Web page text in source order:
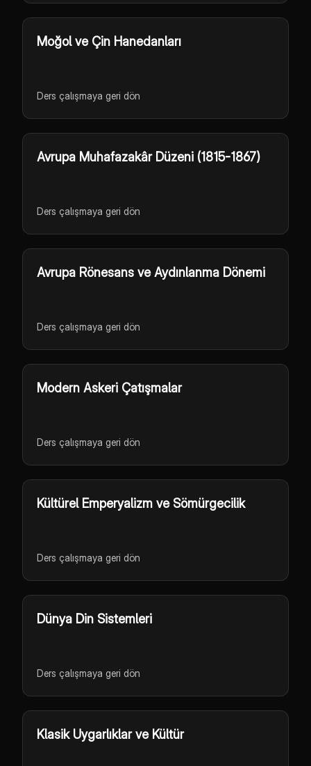
Moğol ve Çin Hanedanları
Ders çalışmaya geri dön
Avrupa Muhafazakâr Düzeni (1815-1867)
Ders çalışmaya geri dön
Avrupa Rönesans ve Aydınlanma Dönemi
Ders çalışmaya geri dön
Modern Askeri Çatışmalar
Ders çalışmaya geri dön
Kültürel Emperyalizm ve Sömürgecilik
Ders çalışmaya geri dön
Dünya Din Sistemleri
Ders çalışmaya geri dön
Klasik Uygarlıklar ve Kültür